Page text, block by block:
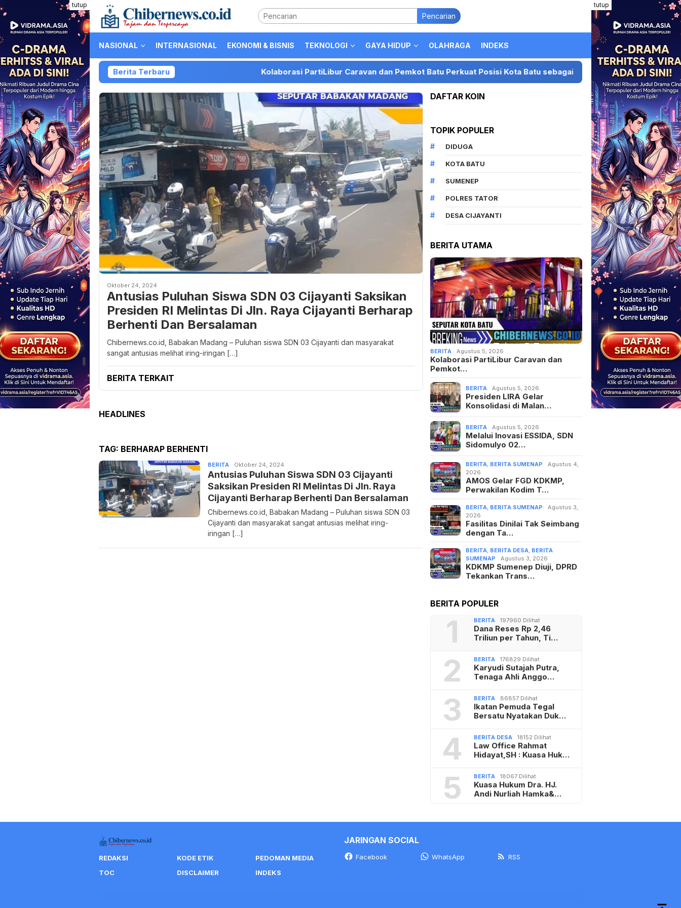
Loncat
ke
konten
tutup tutup
Pencarian
NASIONAL INTERNASIONAL EKONOMI & BISNIS TEKNOLOGI GAYA HIDUP OLAHRAGA INDEKS
Berita Terbaru Kolaborasi PartiLibur Caravan dan Pemkot Batu Perkuat Posisi Kota Batu sebagai Destinasi Festival Musik Nasional
Oktober 24, 2024
Antusias Puluhan Siswa SDN 03 Cijayanti Saksikan
Presiden RI Melintas Di Jln. Raya Cijayanti Berharap
Berhenti Dan Bersalaman
Chibernews.co.id, Babakan Madang – Puluhan siswa SDN 03 Cijayanti dan masyarakat
sangat antusias melihat iring-iringan […]
BERITA TERKAIT
HEADLINES
TAG: BERHARAP BERHENTI
BERITA Admin
Oktober 24, 2024
Antusias Puluhan Siswa SDN 03 Cijayanti
Saksikan Presiden RI Melintas Di Jln. Raya
Cijayanti Berharap Berhenti Dan Bersalaman
Chibernews.co.id, Babakan Madang – Puluhan siswa SDN 03
Cijayanti dan masyarakat sangat antusias melihat iring-
iringan […]
DAFTAR KOIN
TOPIK POPULER
DIDUGA
KOTA BATU
SUMENEP
POLRES TATOR
DESA CIJAYANTI
BERITA UTAMA
BERITA Agustus 5, 2026
Kolaborasi PartiLibur Caravan dan
Pemkot…
BERITA Agustus 5, 2026
Presiden LIRA Gelar
Konsolidasi di Malan…
BERITA Agustus 5, 2026
Melalui Inovasi ESSIDA, SDN
Sidomulyo 02…
BERITA BERITA SUMENAP
Agustus 4,
2026
AMOS Gelar FGD KDKMP,
Perwakilan Kodim T…
BERITA BERITA SUMENAP
Agustus 3,
2026
Fasilitas Dinilai Tak Seimbang
dengan Ta…
BERITA BERITA DESA BERITA
SUMENAP
Agustus 3, 2026
KDKMP Sumenep Diuji, DPRD
Tekankan Trans…
BERITA POPULER
1 BERITA 197960 Dilihat
Dana Reses Rp 2,46
Triliun per Tahun, Ti…
2 BERITA 176829 Dilihat
Karyudi Sutajah Putra,
Tenaga Ahli Anggo…
3 BERITA 86857 Dilihat
Ikatan Pemuda Tegal
Bersatu Nyatakan Duk…
4 BERITA DESA 18152 Dilihat
Law Office Rahmat
Hidayat,SH : Kuasa Huk…
5 BERITA 18067 Dilihat
Kuasa Hukum Dra. HJ.
Andi Nurliah Hamka&…
REDAKSI KODE ETIK
PEDOMAN MEDIA
TOC
DISCLAIMER INDEKS
JARINGAN SOCIAL
Facebook WhatsApp RSS